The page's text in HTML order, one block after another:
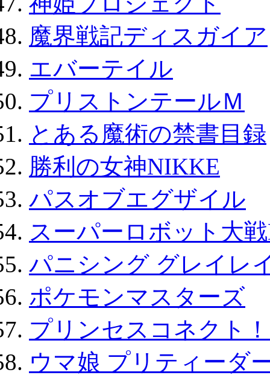
魔界戦記ディスガイア
エバーテイル
プリストンテールＭ
とある魔術の禁書目録
勝利の女神NIKKE
パスオブエグザイル
スーパーロボット大
パニシング グレイレ
ポケモンマスターズ
プリンセスコネクト
ウマ娘 プリティーダ